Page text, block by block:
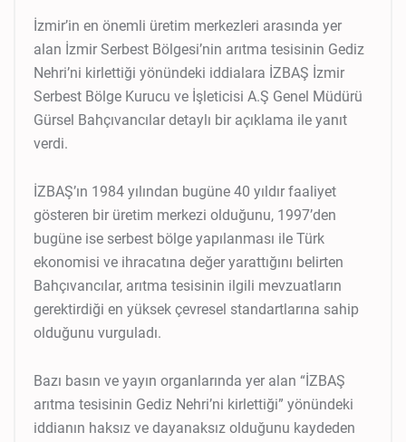
İzmir’in en önemli üretim merkezleri arasında yer
alan İzmir Serbest Bölgesi’nin arıtma tesisinin Gediz
Nehri’ni kirlettiği yönündeki iddialara İZBAŞ İzmir
Serbest Bölge Kurucu ve İşleticisi A.Ş Genel Müdürü
Gürsel Bahçıvancılar detaylı bir açıklama ile yanıt
verdi.
İZBAŞ’ın 1984 yılından bugüne 40 yıldır faaliyet
gösteren bir üretim merkezi olduğunu, 1997’den
bugüne ise serbest bölge yapılanması ile Türk
ekonomisi ve ihracatına değer yarattığını belirten
Bahçıvancılar, arıtma tesisinin ilgili mevzuatların
gerektirdiği en yüksek çevresel standartlarına sahip
olduğunu vurguladı.
Bazı basın ve yayın organlarında yer alan “İZBAŞ
arıtma tesisinin Gediz Nehri’ni kirlettiği” yönündeki
iddianın haksız ve dayanaksız olduğunu kaydeden